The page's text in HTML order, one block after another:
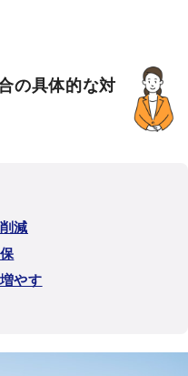
の具体的な対
減
やす